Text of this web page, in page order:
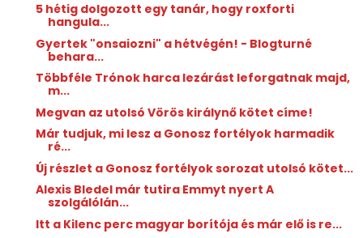
5 hétig dolgozott egy tanár, hogy roxforti
hangula...
Gyertek "onsaiozni" a hétvégén! - Blogturné
behara...
Többféle Trónok harca lezárást leforgatnak majd,
m...
Megvan az utolsó Vörös királynő kötet címe!
Már tudjuk, mi lesz a Gonosz fortélyok harmadik
ré...
Új részlet a Gonosz fortélyok sorozat utolsó kötet...
Alexis Bledel már tutira Emmyt nyert A
szolgálólán...
Itt a Kilenc perc magyar borítója és már elő is re...